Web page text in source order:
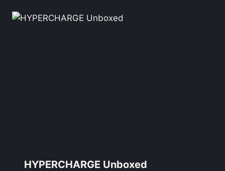
HYPERCHARGE Unboxed